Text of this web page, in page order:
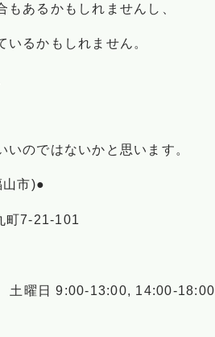
あるかもしれませんし、
るかもしれません。
のではないかと思います。
山市)●
町7-21-101
曜日 9:00-13:00, 14:00-18:00